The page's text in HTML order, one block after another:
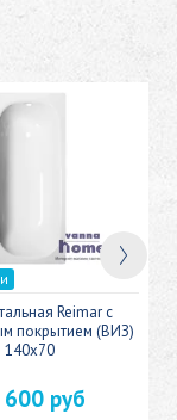
Reimar с
покрытием (ВИЗ)
140x70
руб